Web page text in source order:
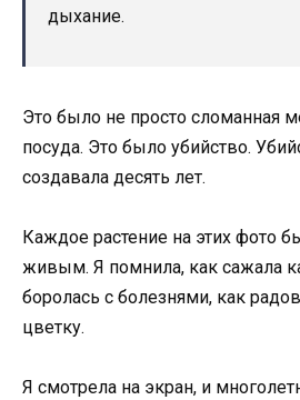
дыхание.
Это было не просто сломанная
посуда. Это было убийство.
создавала десять лет.
Каждое растение на этих фото
живым. Я помнила, как сажала
боролась с болезнями, как
цветку.
Я смотрела на экран, и